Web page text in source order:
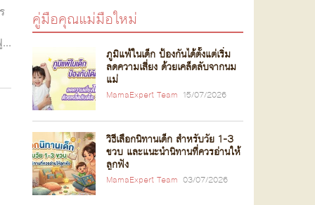
คู่มือคุณแม่มือใหม่
ภูมิแพ้ในเด็ก ป้องกันได้ตั้งแต่เริ่ม
ลดความเสี่ยง ด้วยเคล็ดลับจากนม
แม่
MamaExpert Team 15/07/2026
วิธีเลือกนิทานเด็ก สำหรับวัย 1-3
ขวบ และแนะนำนิทานที่ควรอ่านให้
ลูกฟัง
MamaExpert Team 03/07/2026